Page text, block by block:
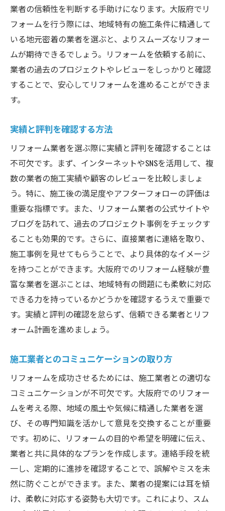
業者の信頼性を判断する手助けになります。大阪府でリ
フォームを行う際には、地域特有の施工条件に精通して
いる地元密着の業者を選ぶと、よりスムーズなリフォー
ムが期待できるでしょう。リフォームを依頼する前に、
業者の過去のプロジェクトやレビューをしっかりと確認
することで、安心してリフォームを進めることができま
す。
実績と評判を確認する方法
リフォーム業者を選ぶ際に実績と評判を確認することは
不可欠です。まず、インターネットやSNSを活用して、複
数の業者の施工実績や顧客のレビューを比較しましょ
う。特に、施工後の満足度やアフターフォローの評価は
重要な指標です。また、リフォーム業者の公式サイトや
ブログを訪れて、過去のプロジェクト事例をチェックす
ることも効果的です。さらに、直接業者に連絡を取り、
施工事例を見せてもらうことで、より具体的なイメージ
を持つことができます。大阪府でのリフォーム経験が豊
富な業者を選ぶことは、地域特有の問題にも柔軟に対応
できる力を持っているかどうかを確認するうえで重要で
す。実績と評判の確認を怠らず、信頼できる業者とリフ
ォーム計画を進めましょう。
施工業者とのコミュニケーションの取り方
リフォームを成功させるためには、施工業者との適切な
コミュニケーションが不可欠です。大阪府でのリフォー
ムを考える際、地域の風土や気候に精通した業者を選
び、その専門知識を活かして意見を交換することが重要
です。初めに、リフォームの目的や希望を明確に伝え、
業者と共に具体的なプランを作成します。連絡手段を統
一し、定期的に進捗を確認することで、誤解やミスを未
然に防ぐことができます。また、業者の提案には耳を傾
け、柔軟に対応する姿勢も大切です。これにより、スム